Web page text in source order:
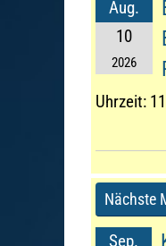
Aug.
10
2026
Uhrzeit:
Nächste
Sep.